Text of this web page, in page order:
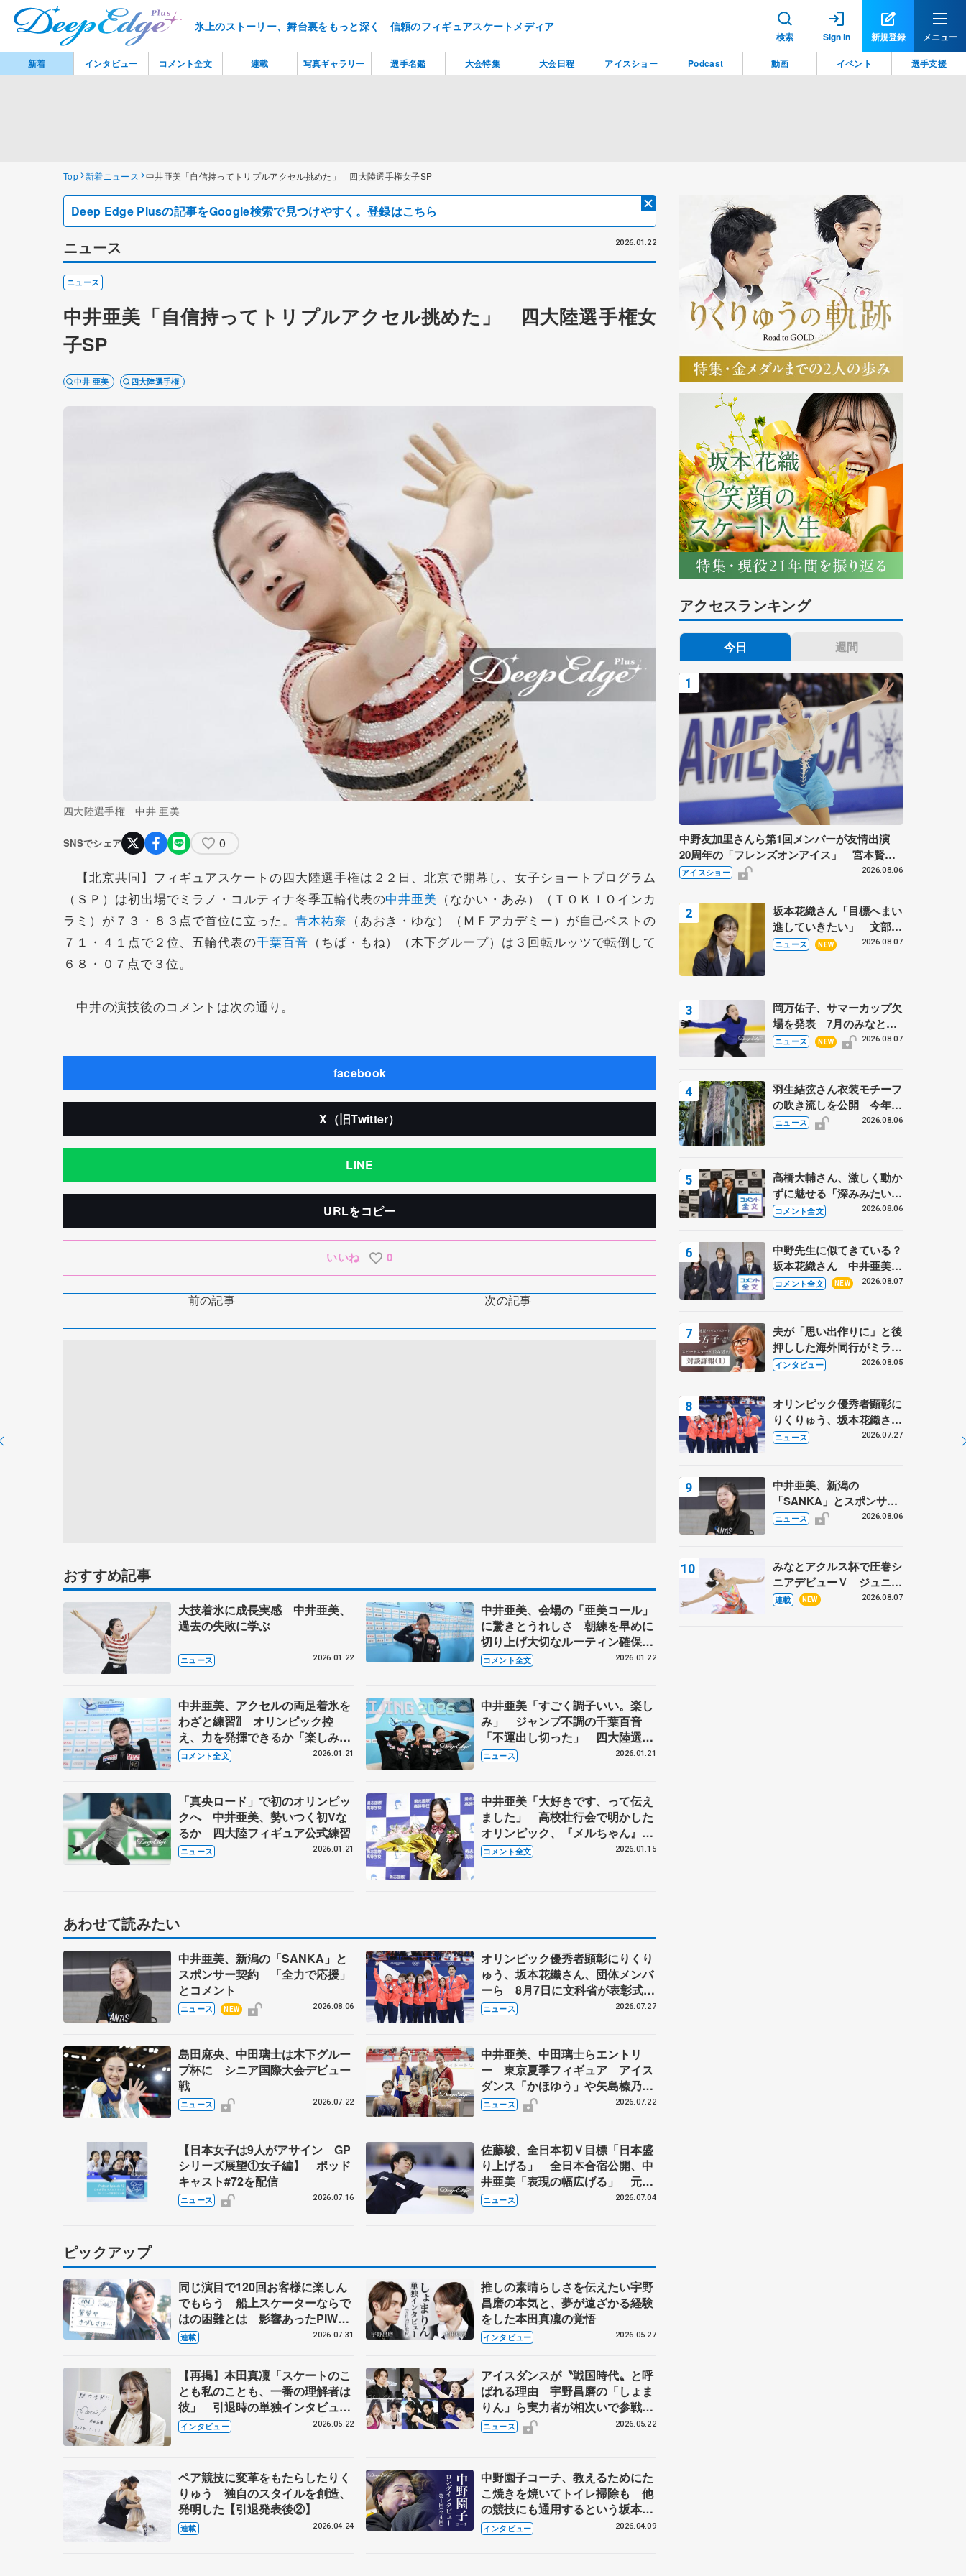
氷上のストーリー、舞台裏をもっと深く 信頼のフィギュアスケートメディア
検索 Sign in 新規登録 メニュー
Top 新着ニュース 中井亜美「自信持ってトリプルアクセル挑めた」 四大陸選手権女子SP
Deep Edge Plusの記事をGoogle検索で見つけやすく。登録はこちら
ニュース 2026.01.22
ニュース
中井亜美「自信持ってトリプルアクセル挑めた」 四大陸選手権女
子SP
中井 亜美 四大陸選手権
四大陸選手権 中井 亜美
SNSでシェア 0
【北京共同】フィギュアスケートの四大陸選手権は２２日、北京で開幕し、女子ショートプログラム
（ＳＰ）は初出場でミラノ・コルティナ冬季五輪代表の中井亜美 （なかい・あみ）（ＴＯＫＩＯインカ
ラミ）が７３・８３点で首位に立った。 青木祐奈 （あおき・ゆな）（ＭＦアカデミー）が自己ベストの
７１・４１点で２位、五輪代表の千葉百音 （ちば・もね）（木下グループ）は３回転ルッツで転倒して
６８・０７点で３位。
中井の演技後のコメントは次の通り。
facebook
X（旧Twitter）
LINE
URLをコピー
いいね 0
前の記事 次の記事
おすすめ記事
大技着氷に成長実感 中井亜美、
過去の失敗に学ぶ
ニュース 2026.01.22
中井亜美、会場の「亜美コール」
に驚きとうれしさ 朝練を早めに
切り上げ大切なルーティン確保
【四大陸選手権女子SP】
コメント全文 2026.01.22
中井亜美、アクセルの両足着氷を
わざと練習⁈ オリンピック控
え、力を発揮できるか「楽しみ」
【四大陸選手権公式練習】
コメント全文 2026.01.21
中井亜美「すごく調子いい。楽し
み」 ジャンプ不調の千葉百音
「不運出し切った」 四大陸選手
権、22日開幕
ニュース 2026.01.21
「真央ロード」で初のオリンピッ
クへ 中井亜美、勢いつく初Vな
るか 四大陸フィギュア公式練習
ニュース 2026.01.21
中井亜美「大好きです、って伝え
ました」 高校壮行会で明かした
オリンピック、『メルちゃん』、
高校生活、浅田真央さんへの思い
コメント全文 2026.01.15
あわせて読みたい
中井亜美、新潟の「SANKA」と
スポンサー契約 「全力で応援」
とコメント
ニュース NEW 2026.08.06
オリンピック優秀者顕彰にりくり
ゅう、坂本花織さん、団体メンバ
ーら 8月7日に文科省が表彰式、
ブルーノ・マルコット、中野園子
らコーチも
ニュース 2026.07.27
島田麻央、中田璃士は木下グルー
プ杯に シニア国際大会デビュー
戦
ニュース 2026.07.22
中井亜美、中田璃士らエントリ
ー 東京夏季フィギュア アイス
ダンス「かほゆう」や矢島榛乃、
北村凌大組も
ニュース 2026.07.22
【日本女子は9人がアサイン GP
シリーズ展望①女子編】 ポッド
キャスト#72を配信
ニュース 2026.07.16
佐藤駿、全日本初Ｖ目標「日本盛
り上げる」 全日本合宿公開、中
井亜美「表現の幅広げる」 元世
界王者のフェルナンデスさんが講
師
ニュース 2026.07.04
ピックアップ
同じ演目で120回お客様に楽しん
でもらう 船上スケーターならで
はの困難とは 影響あったPIW前
キャプテン松永さんの存在
連載 2026.07.31
推しの素晴らしさを伝えたい宇野
昌磨の本気と、夢が遠ざかる経験
をした本田真凜の覚悟
インタビュー 2026.05.27
【再掲】本田真凜「スケートのこ
とも私のことも、一番の理解者は
彼」 引退時の単独インタビュー
で語った競技人生や家族、恋人、
これからの夢…
インタビュー 2026.05.22
アイスダンスが〝戦国時代〟と呼
ばれる理由 宇野昌磨の「しょま
りん」ら実力者が相次いで参戦
国内の競争激化
ニュース 2026.05.22
ペア競技に変革をもたらしたりく
りゅう 独自のスタイルを創造、
発明した【引退発表後②】
連載 2026.04.24
中野園子コーチ、教えるためにた
こ焼きを焼いてトイレ掃除も 他
の競技にも通用するという坂本花
織の筋肉
インタビュー 2026.04.09
アクセスランキング
今日 週間
中野友加里さんら第1回メンバーが友情出演
20周年の「フレンズオンアイス」 宮本賢二
さん、有川梨絵さん、田村岳斗さんも
アイスショー 2026.08.06
坂本花織さん「目標へまい
進していきたい」 文部科
学省スポーツ表彰式で代表
ニュース NEW 2026.08.07
岡万佑子、サマーカップ欠
場を発表 7月のみなとア
クルス杯は腰痛の影響で
ニュース NEW 2026.08.07
羽生結弦さん衣装モチーフ
の吹き流しを公開 今年は
「春よ、来い」、仙台の瑞
ニュース 2026.08.06
高橋大輔さん、激しく動か
ずに魅せる「深みみたいな
ものは出てきている？」
あい
コメント全文 2026.08.06
中野先生に似てきている？
坂本花織さん 中井亜美は
クリケットのサマーキャン
部科学省スポーツ表彰
式】
コメント全文 NEW 2026.08.07
夫が「思い出作りに」と後
押しした海外同行がミラノ
まで… 繁華街のリンクで
に 小林芳子さんが振り返
るスケート人生
インタビュー 2026.08.05
オリンピック優秀者顕彰に
りくりゅう、坂本花織さ
ん、団体メンバーら 8月
園子らコーチも
ニュース 2026.07.27
中井亜美、新潟の
「SANKA」とスポンサー
契約 「全力で応援」とコ
ニュース 2026.08.06
みなとアクルス杯で圧巻シ
ニアデビューＶ ジュニア
で４シーズン無敗の島田麻
連載 NEW 2026.08.07
新着 インタビュー コメント全文 連載 写真ギャラリー 選手名鑑 大会特集 大会日程 アイスショー Podcast 動画 イベント 選手支援